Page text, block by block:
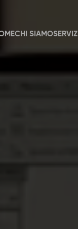
CHI SIAMOSERVIZI